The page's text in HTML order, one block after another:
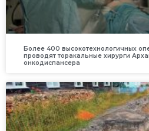
Более 400 высокотехнологичных
проводят торакальные хирурги
онкодиспансера